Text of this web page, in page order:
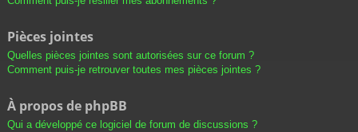
Pièces jointes
Quelles pièces jointes sont autorisées sur ce forum ?
Comment puis-je retrouver toutes mes pièces jointes ?
À propos de phpBB
Qui a développé ce logiciel de forum de discussions ?